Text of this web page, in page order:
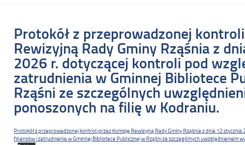
Protokół z przeprowadzonej
Rewizyjną Rady Gminy Rząśnia z
2026 r. dotyczącej kontroli pod
zatrudnienia w Gminnej Bibliotece
Rząśni ze szczególnych
ponoszonych na filię w Kodraniu.
Protokół z przeprowadzonej kontroli przez Komisję Rewizyjną Rady Gminy Rząśnia z dnia 12
finansów i zatrudnienia w Gminnej Bibliotece Publicznej w Rząśni ze szczególnych uwzględnieniem